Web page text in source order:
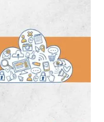
hiệu thấu hiểu người
sẽ đi sâu vào cách công
mới đang thay đổi cách
doanh nghiệp những